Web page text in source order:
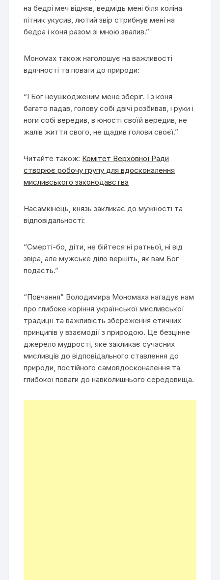
на бедрі меч відняв, ведмідь мені біля коліна
пітник укусив, лютий звір стрибнув мені на
бедра і коня разом зі мною звалив.”
Мономах також наголошує на важливості
вдячності та поваги до природи:
“І Бог неушкодженим мене зберіг. І з коня
багато падав, голову собі двічі розбивав, і руки і
ноги собі вередив, в юності своїй вередив, не
жалів життя свого, не щадив голови своєї.”
Читайте також: Комітет Верховної Ради
створює робочу групу для вдосконалення
мисливського законодавства
Насамкінець, князь закликає до мужності та
відповідальності:
“Смерті-бо, діти, не бійтеся ні ратньої, ні від
звіра, але мужське діло вершіть, як вам Бог
подасть.”
“Повчання” Володимира Мономаха нагадує нам
про глибоке коріння української мисливської
традиції та важливість збереження етичних
принципів у взаємодії з природою. Це безцінне
джерело мудрості, яке закликає сучасних
мисливців до відповідального ставлення до
природи, постійного самовдосконалення та
глибокої поваги до навколишнього середовища.